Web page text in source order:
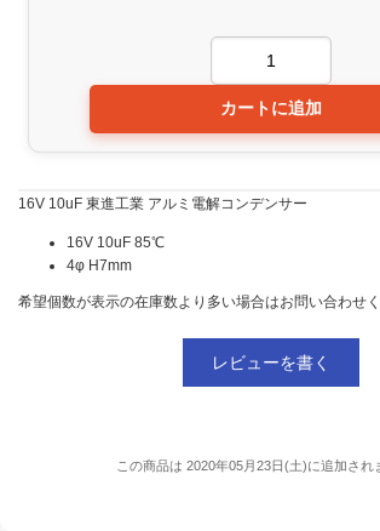
16V 10uF 東進工業 アルミ電解コンデンサー
16V 10uF 85℃
4φ H7mm
希望個数が表示の在庫数より多い場合はお問い合わせく
レビューを書く
この商品は 2020年05月23日(土)に追加され